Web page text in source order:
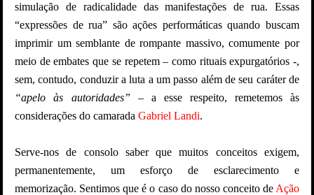
simulação de radicalidade das manifestações de rua. Essas
“expressões de rua” são ações performáticas quando buscam
imprimir um semblante de rompante massivo, comumente por
meio de embates que se repetem – como rituais expurgatórios -,
sem, contudo, conduzir a luta a um passo além de seu caráter de
“apelo às autoridades” – a esse
respeito, remetemos às
considerações do camarada Gabriel Landi.
Serve-nos de consolo saber que muitos conceitos exigem,
permanentemente, um esforço de esclarecimento e
memorização. Sentimos que é o caso do nosso conceito de Ação